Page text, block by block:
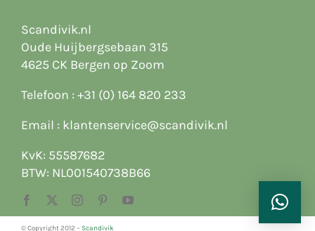
Scandivik.nl
Oude Huijbergsebaan 315
4625 CK Bergen op Zoom
Telefoon : +31 (0) 164 820 233
Email : klantenservice@scandivik.nl
KvK: 55587682
BTW: NL001540738B66
© Copyright 2012 – Scandivik